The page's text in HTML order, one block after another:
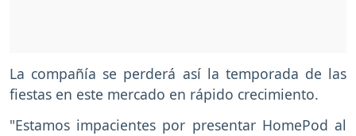
La compañía se perderá así la temporada de las
fiestas en este mercado en rápido crecimiento.
"Estamos impacientes por presentar HomePod al